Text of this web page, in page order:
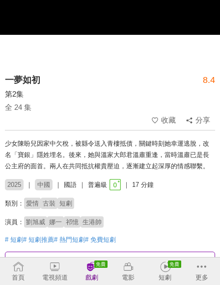
一夢如初 8.4
第2集
全 24 集
收藏
分享
少女陳盼兒因家中欠稅，被縣令送入青樓抵債，關鍵時刻她幸運逃脫，改
名「寶銀」隱姓埋名。後來，她與溫家大郎君溫肅重逢，當時溫肅已是長
公主府的面首。兩人在共同抵抗權貴壓迫，逐漸建立起深厚的情感聯繫。
2025 中國 國語 普遍級 17 分鐘
類別： 愛情 古裝 短劇
演員： 劉旭威 娜一 祁憶 生港帥
# 短劇 # 短劇推薦# 熱門短劇 # 免費短劇
收回
首頁 電視頻道 戲劇 電影 短劇 更多